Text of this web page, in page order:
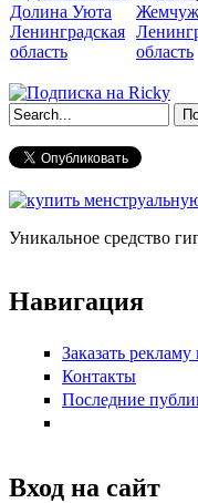
Долина Уюта
Ленинградская
область
область
Форма поиска
Уникальное средство
Навигация
Заказать рекламу
Контакты
Последние
Вход на сайт